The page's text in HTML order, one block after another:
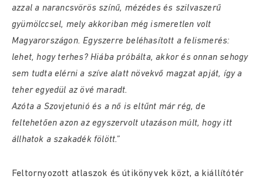
azzal a narancsvörös színű, mézédes és szilvaszerű
gyümölccsel, mely akkoriban még ismeretlen volt
Magyarországon. Egyszerre beléhasított a felismerés:
lehet, hogy terhes? Hiába próbálta, akkor és onnan sehogy
sem tudta elérni a szíve alatt növekvő magzat apját, így a
teher egyedül az övé maradt.
Azóta a Szovjetunió és a nő is eltűnt már rég, de
feltehetően azon az egyszervolt utazáson múlt, hogy itt
állhatok a szakadék fölött.”
Feltornyozott atlaszok és útikönyvek közt, a kiállítótér